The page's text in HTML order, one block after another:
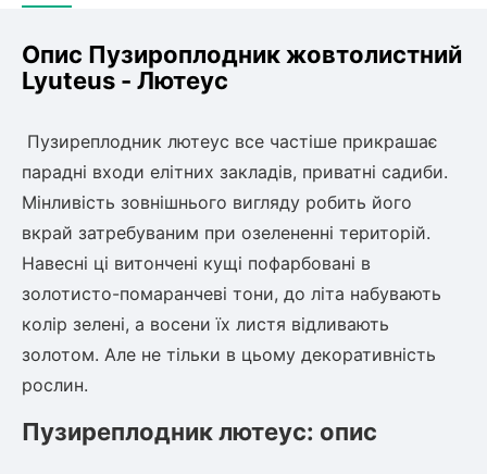
Опис Пузироплодник жовтолистний
Lyuteus - Лютеус
Пузиреплодник лютеус все частіше прикрашає
парадні входи елітних закладів, приватні садиби.
Мінливість зовнішнього вигляду робить його
вкрай затребуваним при озелененні територій.
Навесні ці витончені кущі пофарбовані в
золотисто-помаранчеві тони, до літа набувають
колір зелені, а восени їх листя відливають
золотом. Але не тільки в цьому декоративність
рослин.
Пузиреплодник лютеус: опис